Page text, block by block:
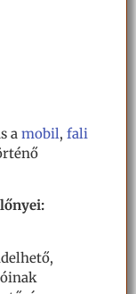
a mobil, fali